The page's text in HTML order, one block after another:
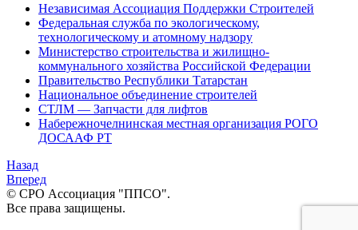
Независимая Ассоциация Поддержки Строителей
Федеральная служба по экологическому,
технологическому и атомному надзору
Министерство строительства и жилищно-
коммунального хозяйства Российской Федерации
Правительство Республики Татарстан
Национальное объединение строителей
СТЛМ — Запчасти для лифтов
Набережночелнинская местная организация РОГО
ДОСААФ РТ
Назад
Вперед
© СРО Ассоциация "ППСО".
Все права защищены.